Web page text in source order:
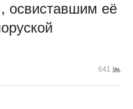
освиставшим её
641